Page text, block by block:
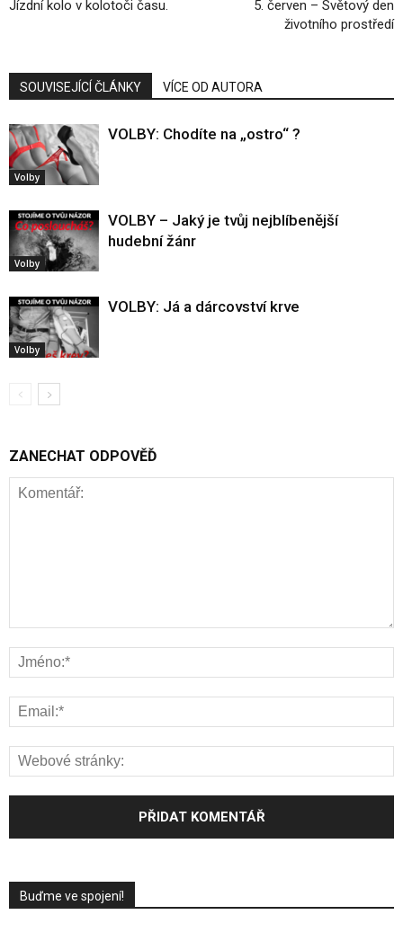
Jízdní kolo v kolotoči času.
5. červen – Světový den
životního prostředí
SOUVISEJÍCÍ ČLÁNKY VÍCE OD AUTORA
Volby
VOLBY: Chodíte na „ostro“ ?
Volby
VOLBY – Jaký je tvůj nejblíbenější
hudební žánr
Volby
VOLBY: Já a dárcovství krve
ZANECHAT ODPOVĚĎ
Buďme ve spojení!